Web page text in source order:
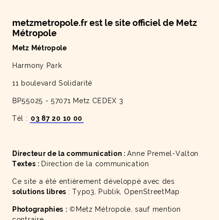
metzmetropole.fr est le site officiel de Metz
Métropole
Metz Métropole
Harmony Park
11 boulevard Solidarité
BP55025 - 57071 Metz CEDEX 3
Tél : 03 87 20 10 00
Directeur de la communication :Anne Premel-Valton
Textes : Direction de la communication
Ce site a été entièrement développé avec des
solutions libres : Typo3, Publik, OpenStreetMap
Photographies : ©Metz Métropole, sauf mention